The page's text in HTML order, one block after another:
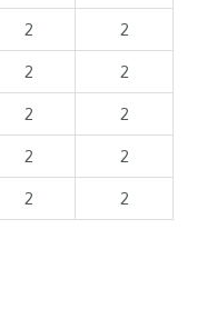
2
2
2
2
2
2
2
2
2 2